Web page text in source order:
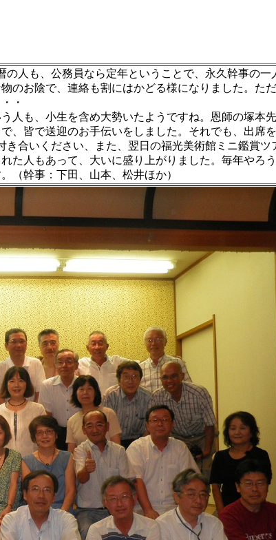
人も、公務員なら定年ということで、永久幹事の
のお陰で、連絡も割にはかどる様になりました。た
・
も、小生を含め大勢いたようですね。恩師の塚本
皆で送迎のお手伝いをしました。それでも、出席
合いください、また、翌日の福光美術館ミニ鑑賞ツ
人もあって、大いに盛り上がりました。毎年やろ
（幹事：下田、山本、松井ほか）